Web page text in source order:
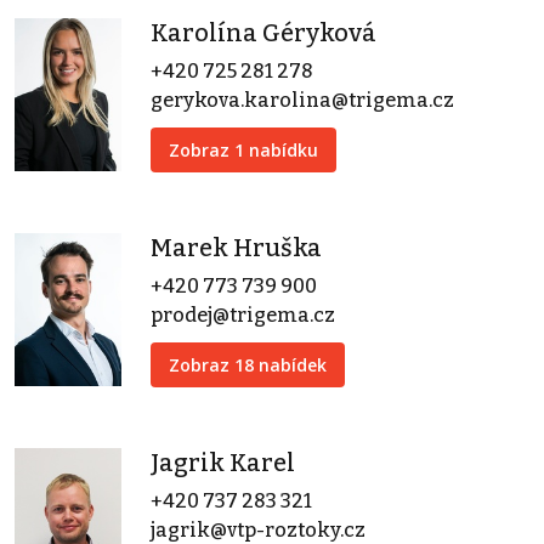
Karolína Géryková
+420 725 281 278
gerykova.karolina@trigema.cz
Zobraz 1 nabídku
Marek Hruška
+420 773 739 900
prodej@trigema.cz
Zobraz 18 nabídek
Jagrik Karel
+420 737 283 321
jagrik@vtp-roztoky.cz